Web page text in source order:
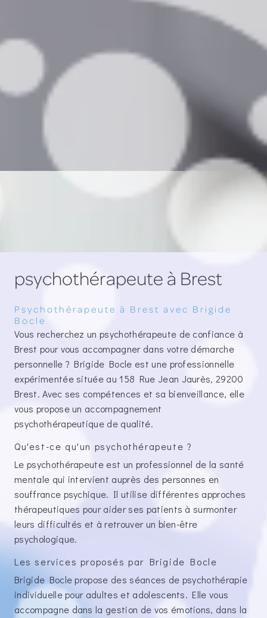
psychothérapeute à Brest
Psychothérapeute à Brest avec Brigide
Bocle
Vous recherchez un psychothérapeute de confiance à
Brest pour vous accompagner dans votre démarche
personnelle ? Brigide Bocle est une professionnelle
expérimentée située au 158 Rue Jean Jaurès, 29200
Brest. Avec ses compétences et sa bienveillance, elle
vous propose un accompagnement
psychothérapeutique de qualité.
Qu'est-ce qu'un psychothérapeute ?
Le psychothérapeute est un professionnel de la santé
mentale qui intervient auprès des personnes en
souffrance psychique. Il utilise différentes approches
thérapeutiques pour aider ses patients à surmonter
leurs difficultés et à retrouver un bien-être
psychologique.
Les services proposés par Brigide Bocle
Brigide Bocle propose des séances de psychothérapie
individuelle pour adultes et adolescents. Elle vous
accompagne dans la gestion de vos émotions, dans la